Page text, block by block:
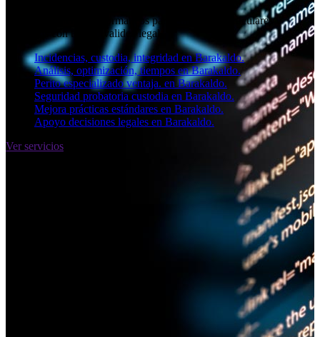
Informes periciales informáticos para empresas, particulares y
abogados con toda la validez legal.
Incidencias, custodia, integridad en Barakaldo.
Análisis, optimización, tiempos en Barakaldo.
Perito especializado ventaja. en Barakaldo.
Seguridad probatoria custodia en Barakaldo.
Mejora prácticas estándares en Barakaldo.
Apoyo decisiones legales en Barakaldo.
Ver servicios